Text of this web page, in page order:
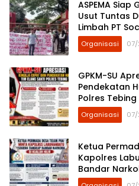
ASPEMA Siap
Usut Tuntas
Limbah PT
Organisasi
GPKM-SU
Pendekatan
Polres
Organisasi
Ketua
Kapolres
Bandar